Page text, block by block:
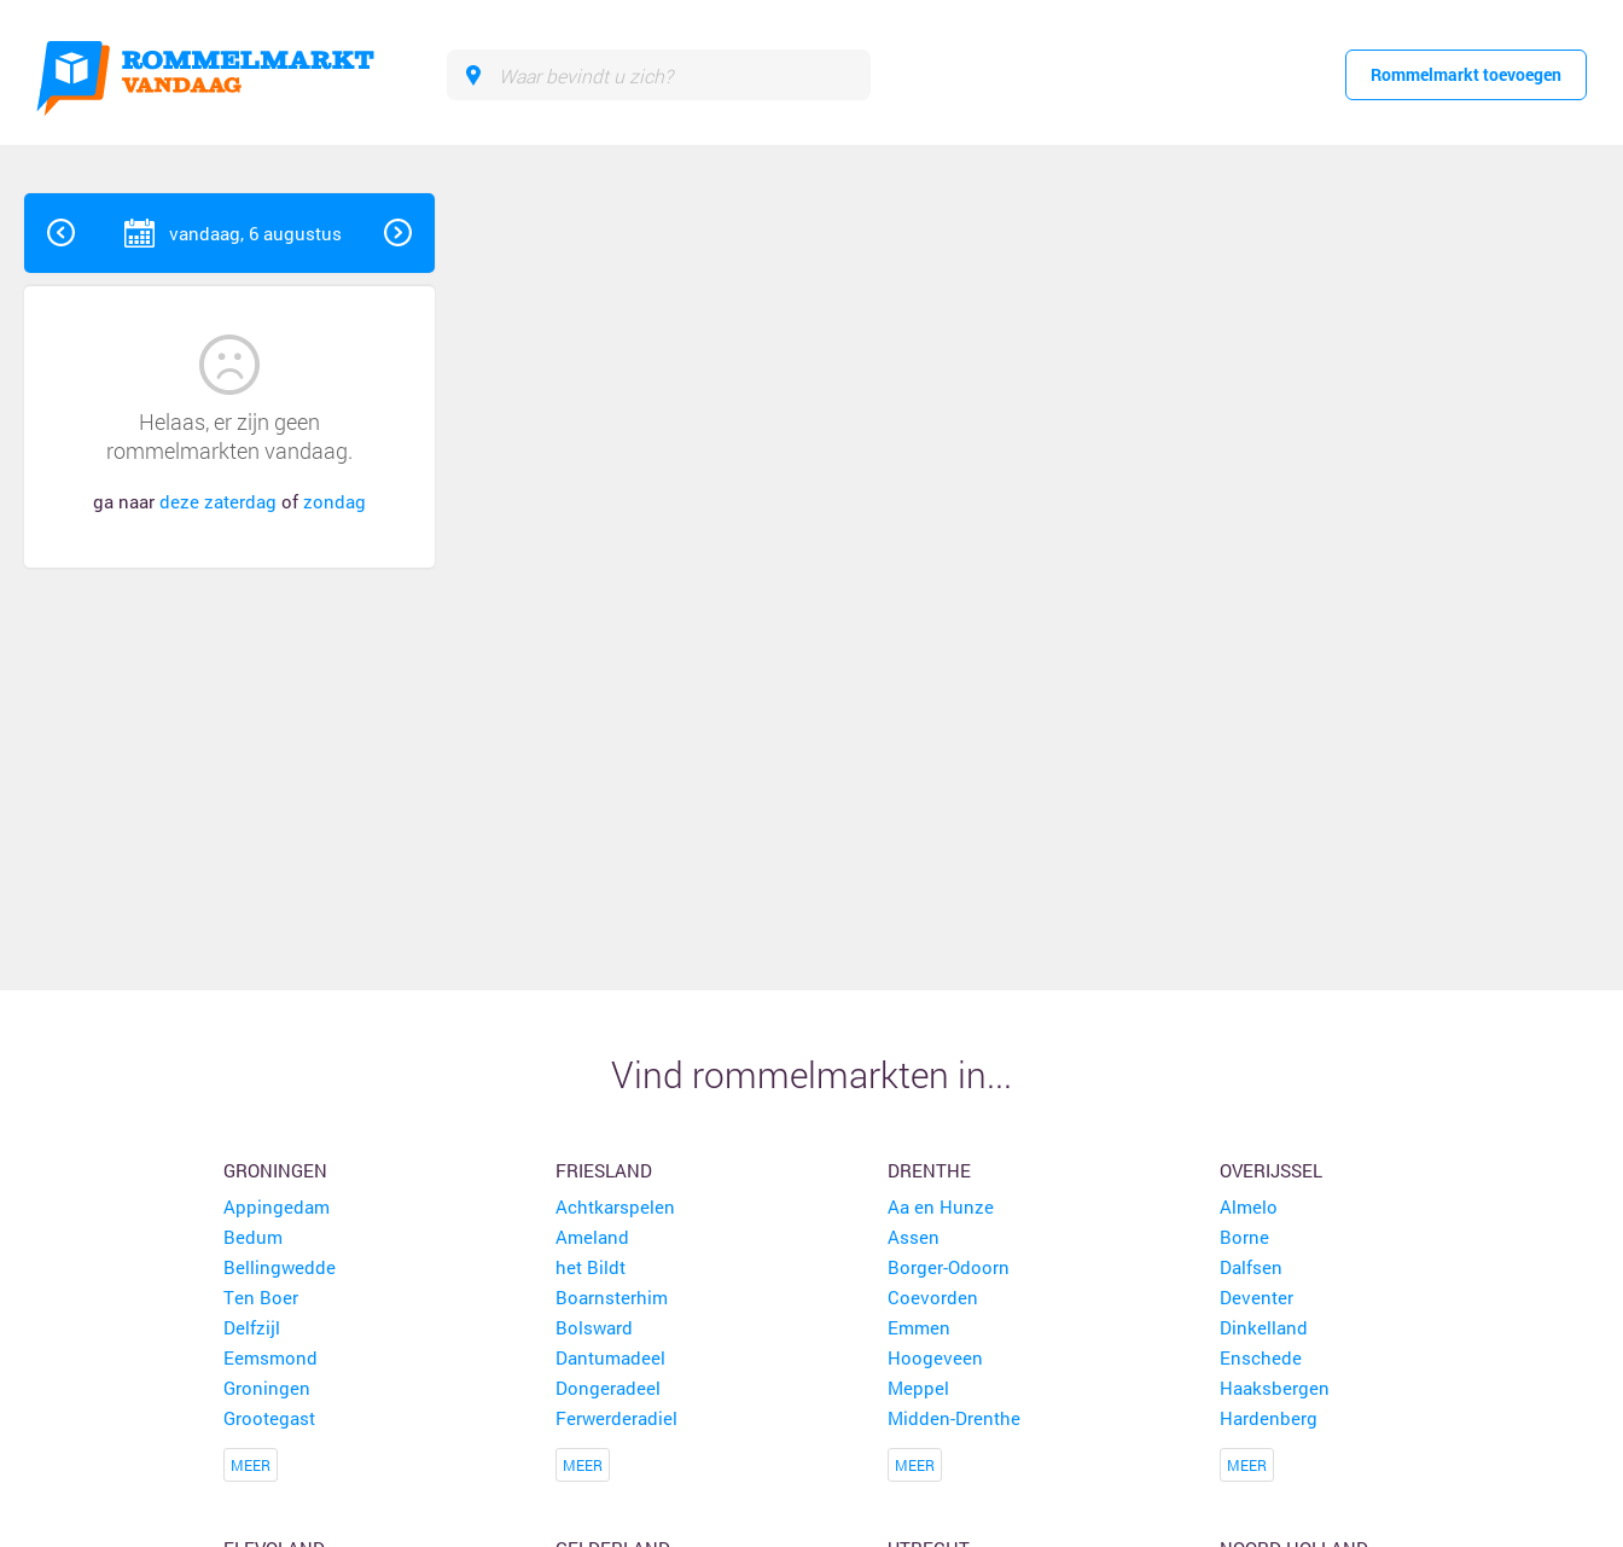
Rommelmarkt toevoegen
vandaag, 6 augustus
Helaas, er zijn geen
rommelmarkten vandaag.
ga naar deze zaterdag ofzondag
Vind rommelmarkten in...
GRONINGEN
Appingedam
Bedum
Bellingwedde
Ten Boer
Delfzijl
Eemsmond
Groningen
Grootegast
MEER
FRIESLAND
Achtkarspelen
Ameland
het Bildt
Boarnsterhim
Bolsward
Dantumadeel
Dongeradeel
Ferwerderadiel
MEER
DRENTHE
Aa en Hunze
Assen
Borger-Odoorn
Coevorden
Emmen
Hoogeveen
Meppel
Midden-Drenthe
MEER
OVERIJSSEL
Almelo
Borne
Dalfsen
Deventer
Dinkelland
Enschede
Haaksbergen
Hardenberg
MEER